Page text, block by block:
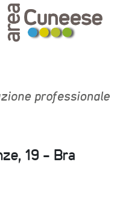
19 - Bra